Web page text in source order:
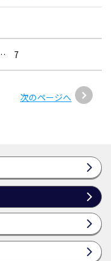
次のページへ
7